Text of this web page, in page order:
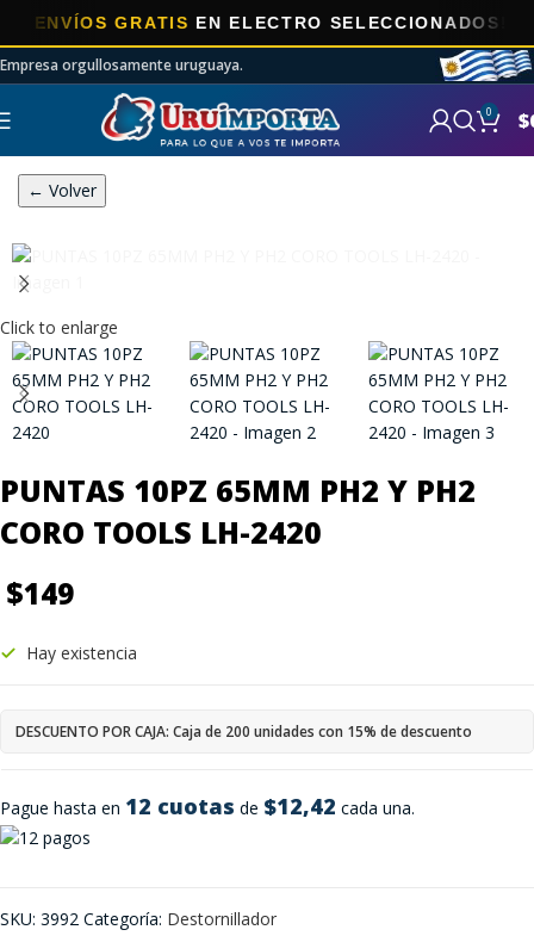
GRATISEN ELECTRO SELECCIONADOS!
Empresa orgullosamente uruguaya.
0 $
← Volver
Click to enlarge
PUNTAS 10PZ 65MM PH2 Y PH2
CORO TOOLS LH-2420
$149
Pague hasta en 12 cuotas de $12,42 cada una.
Hay existencia
DESCUENTO POR CAJA: Caja de 200 unidades con 15% de descuento
SKU: 3992 Categoría: Destornillador